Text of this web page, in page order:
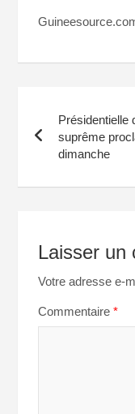
de
Présidentielle
suprême
dimanche
Laisser un
Votre adresse e-
Commentaire *